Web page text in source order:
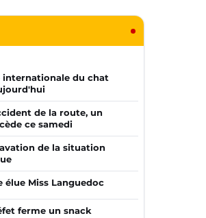
internationale du chat
de la route, un
ce samedi
de la situation
élue Miss Languedoc
ferme un snack